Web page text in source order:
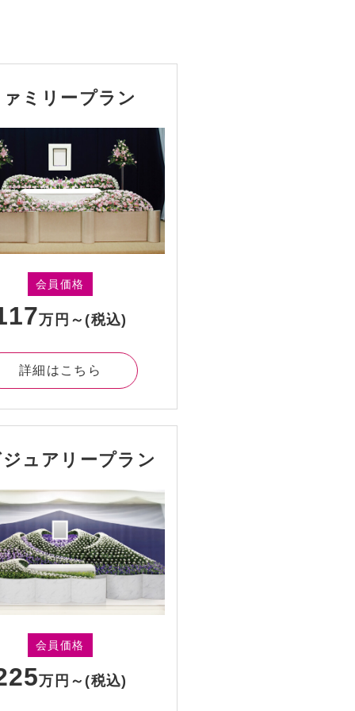
ミリープラン
会員価格
万円～ (税込)
詳細はこちら
ュアリープラン
会員価格
万円～ (税込)